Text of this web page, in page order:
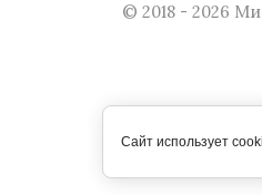
© 2018 - 2026
Сайт использует